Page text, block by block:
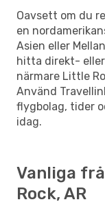
Oavsett om du
en
Asien eller
hitta direkt-
närmare Little
Använd
flygbolag, tider
idag.
Vanliga
Rock, AR